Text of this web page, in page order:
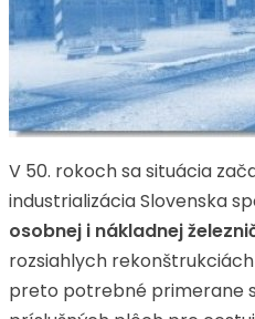
V 50. rokoch sa situácia
industrializácia Slovenska
osobnej i nákladnej
rozsiahlych
preto potrebné primerane